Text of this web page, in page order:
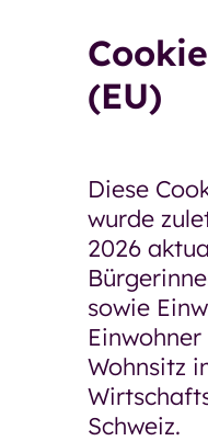
Miteinander
Miteinander
Seniorentreffs
Mittwochs-
Restaurant
Häufige
(EU)
Diese
wurde
2026
sowie
Wohnsitz
Schweiz.